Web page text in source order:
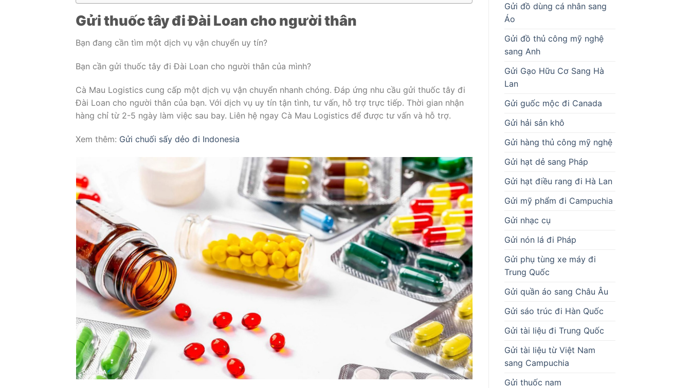
Gửi thuốc tây đi Đài Loan cho người thân
Bạn đang cần tìm một dịch vụ vận chuyển uy tín?
Bạn cần gửi thuốc tây đi Đài Loan cho người thân của mình?
Cà Mau Logistics cung cấp một dịch vụ vận chuyển nhanh chóng. Đáp ứng nhu cầu gửi thuốc tây đi
Đài Loan cho người thân của bạn. Với dịch vụ uy tín tận tình, tư vấn, hỗ trợ trực tiếp. Thời gian nhận
hàng chỉ từ 2-5 ngày làm việc sau bay. Liên hệ ngay Cà Mau Logistics để được tư vấn và hỗ trợ.
Xem thêm: Gửi chuối sấy dẻo đi Indonesia
Gửi đồ dùng cá nhân sang
Áo
Gửi đồ thủ công mỹ nghệ
sang Anh
Gửi Gạo Hữu Cơ Sang Hà
Lan
Gửi guốc mộc đi Canada
Gửi hải sản khô
Gửi hàng thủ công mỹ nghệ
Gửi hạt dẻ sang Pháp
Gửi hạt điều rang đi Hà Lan
Gửi mỹ phẩm đi Campuchia
Gửi nhạc cụ
Gửi nón lá đi Pháp
Gửi phụ tùng xe máy đi
Trung Quốc
Gửi quần áo sang Châu Âu
Gửi sáo trúc đi Hàn Quốc
Gửi tài liệu đi Trung Quốc
Gửi tài liệu từ Việt Nam
sang Campuchia
Gửi thuốc nam